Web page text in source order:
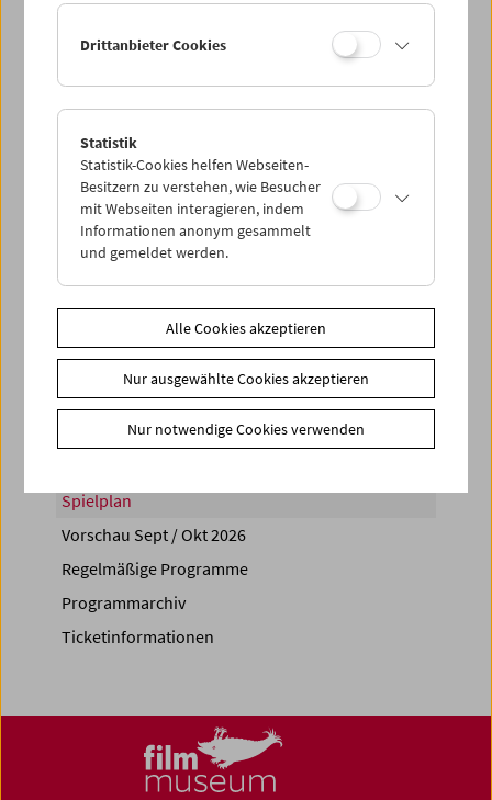
Sa 5.11.
PROGRAMM ÜBERBLICK
Share on
Spielplan
Vorschau Sept / Okt 2026
Regelmäßige Programme
Programmarchiv
Ticketinformationen
Drittanbieter Cookies
Statistik
Statistik-Cookies helfen Webseiten-
Besitzern zu verstehen, wie Besucher
mit Webseiten interagieren, indem
Informationen anonym gesammelt
und gemeldet werden.
Alle Cookies akzeptieren
Nur ausgewählte Cookies akzeptieren
Nur notwendige Cookies verwenden